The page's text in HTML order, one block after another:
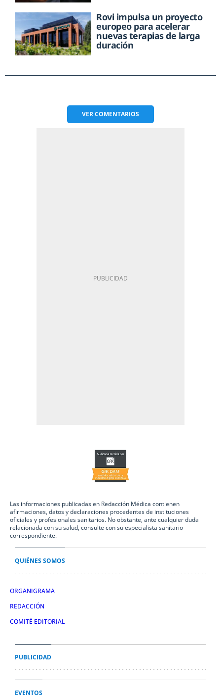
Rovi impulsa un proyecto
europeo para acelerar
nuevas terapias de larga
duración
VERCOMENTARIOS
Las informaciones publicadas en Redacción Médica contienen
afirmaciones, datos y declaraciones procedentes de instituciones
oficiales y profesionales sanitarios. No obstante, ante cualquier duda
relacionada con su salud, consulte con su especialista sanitario
correspondiente.
QUIÉNES SOMOS
ORGANIGRAMA
REDACCIÓN
COMITÉ EDITORIAL
PUBLICIDAD
EVENTOS